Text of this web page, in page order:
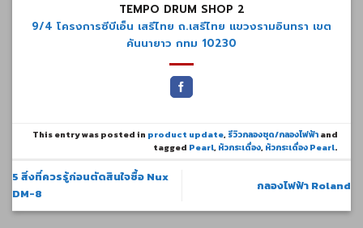
TEMPO DRUM SHOP 2
9/4 โครงการซีบีเอ็น เสรีไทย ถ.เสรีไทย แขวงรามอินทรา เขต
คันนายาว กทม 10230
This entry was posted in product update, รีวิวกลองชุด/กลองไฟฟ้าand
tagged Pearl, หัวกระเดื่อง, หัวกระเดื่อง Pearl.
5 สิ่งที่ควรรู้ก่อนตัดสินใจซื้อ Nux
DM-8
กลองไฟฟ้า Roland